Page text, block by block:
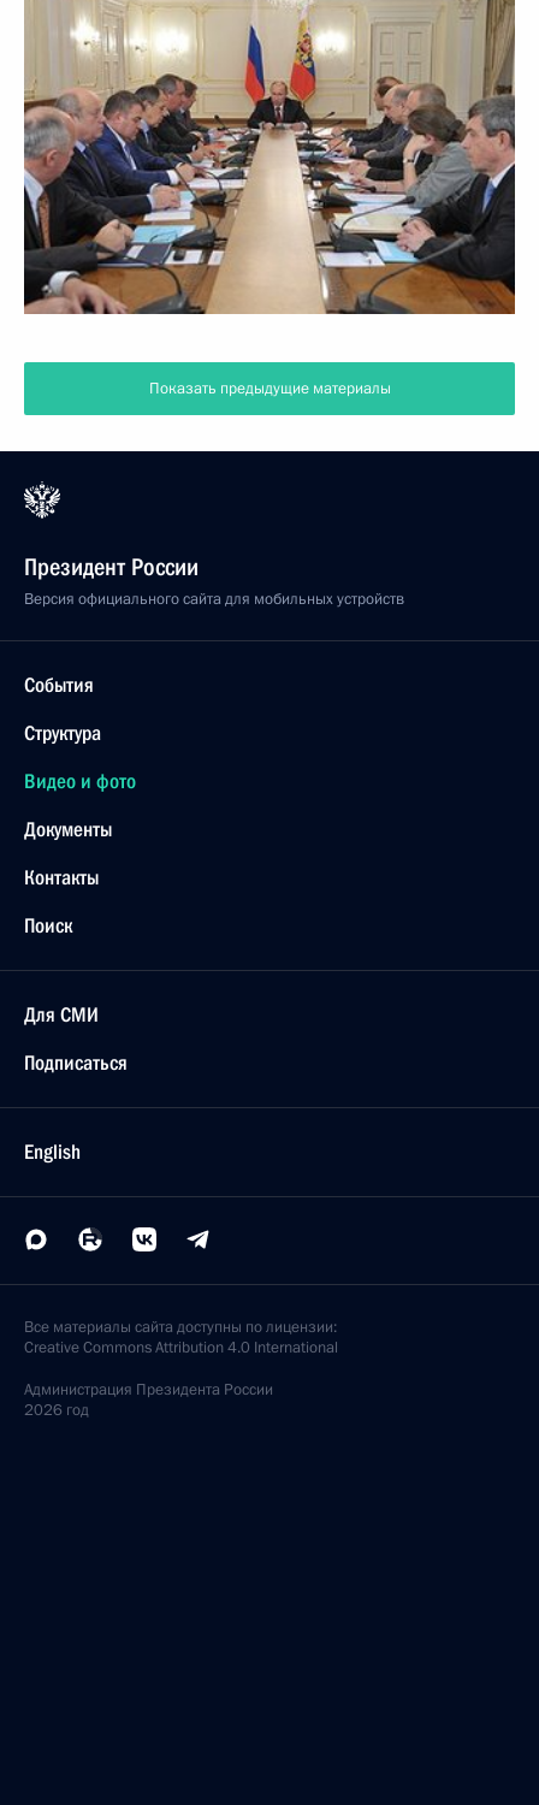
Показать предыдущие материалы
Президент России
Версия официального сайта для мобильных устройств
События
Структура
Видео и фото
Документы
Контакты
Поиск
Для СМИ
Подписаться
English
Все материалы сайта доступны по лицензии:
Creative Commons Attribution 4.0 International
Администрация Президента России
2026 год